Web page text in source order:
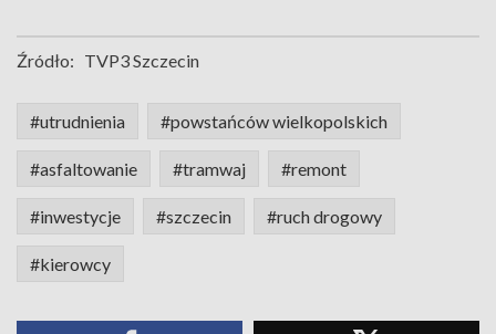
Źródło: TVP3 Szczecin
#utrudnienia #powstańców wielkopolskich
#asfaltowanie #tramwaj #remont
#inwestycje #szczecin #ruch drogowy
#kierowcy